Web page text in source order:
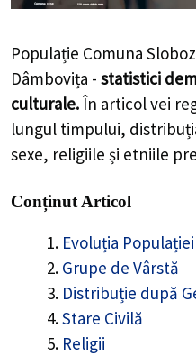
Populație Comuna
Dâmbovița - statistici
culturale.În articol vei
lungul timpului,
sexe, religiile și etniile
Conținut Articol
Evoluția Populației
Grupe de Vârstă
Distribuție după
Stare Civilă
Religii